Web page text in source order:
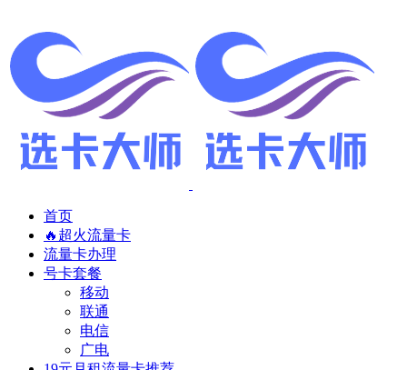
首页
🔥超火流量卡
流量卡办理
号卡套餐
移动
联通
电信
广电